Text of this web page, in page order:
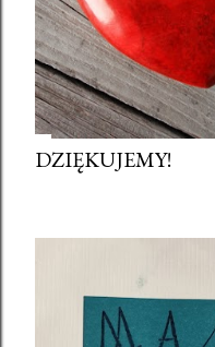
DZIĘKUJEMY!